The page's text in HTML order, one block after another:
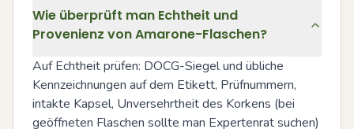
Wie überprüft man Echtheit und
Provenienz von Amarone-Flaschen?
Auf Echtheit prüfen: DOCG-Siegel und übliche
Kennzeichnungen auf dem Etikett, Prüfnummern,
intakte Kapsel, Unversehrtheit des Korkens (bei
geöffneten Flaschen sollte man Expertenrat suchen)